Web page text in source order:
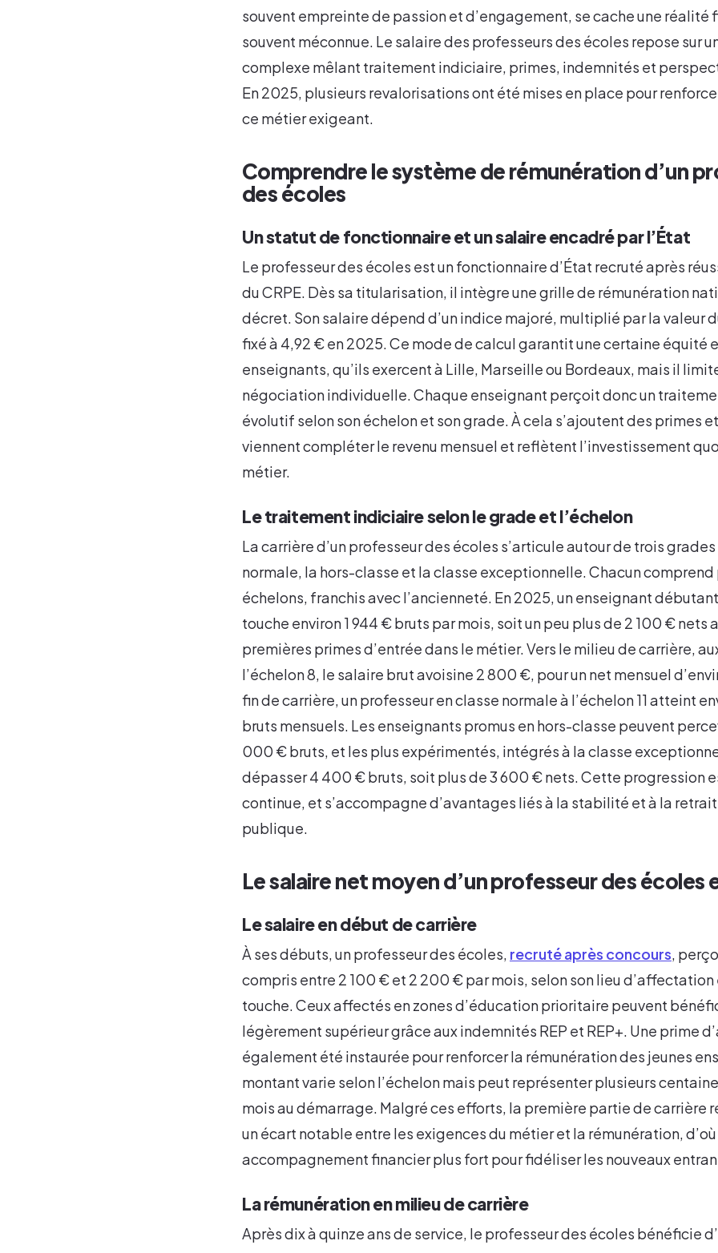
souvent empreinte de passion et d’engagement, se cache une réalité
souvent méconnue. Le salaire des professeurs des écoles repose sur
complexe mêlant traitement indiciaire, primes, indemnités et
En 2025, plusieurs revalorisations ont été mises en place pour
ce métier exigeant.
Comprendre le système de rémunération d’un
des écoles
Un statut de fonctionnaire et un salaire encadré par l’État
Le professeur des écoles est un fonctionnaire d’État recruté après
du CRPE. Dès sa titularisation, il intègre une grille de rémunération
décret. Son salaire dépend d’un indice majoré, multiplié par la valeur
fixé à 4,92 € en 2025. Ce mode de calcul garantit une certaine équité
enseignants, qu’ils exercent à Lille, Marseille ou Bordeaux, mais il
négociation individuelle. Chaque enseignant perçoit donc un
évolutif selon son échelon et son grade. À cela s’ajoutent des primes
viennent compléter le revenu mensuel et reflètent l’investissement
métier.
Le traitement indiciaire selon le grade et l’échelon
La carrière d’un professeur des écoles s’articule autour de trois
normale, la hors-classe et la classe exceptionnelle. Chacun comprend
échelons, franchis avec l’ancienneté. En 2025, un enseignant débutant
touche environ 1 944 € bruts par mois, soit un peu plus de 2 100 € nets
premières primes d’entrée dans le métier. Vers le milieu de carrière,
l’échelon 8, le salaire brut avoisine 2 800 €, pour un net mensuel
fin de carrière, un professeur en classe normale à l’échelon 11 atteint
bruts mensuels. Les enseignants promus en hors-classe peuvent
000 € bruts, et les plus expérimentés, intégrés à la classe
dépasser 4 400 € bruts, soit plus de 3 600 € nets. Cette progression
continue, et s’accompagne d’avantages liés à la stabilité et à la
publique.
Le salaire net moyen d’un professeur des écoles
Le salaire en début de carrière
À ses débuts, un professeur des écoles, recruté après concours,
compris entre 2 100 € et 2 200 € par mois, selon son lieu d’affectation
touche. Ceux affectés en zones d’éducation prioritaire peuvent
légèrement supérieur grâce aux indemnités REP et REP+. Une prime
également été instaurée pour renforcer la rémunération des jeunes
montant varie selon l’échelon mais peut représenter plusieurs
mois au démarrage. Malgré ces efforts, la première partie de carrière
un écart notable entre les exigences du métier et la rémunération,
accompagnement financier plus fort pour fidéliser les nouveaux
La rémunération en milieu de carrière
Après dix à quinze ans de service, le professeur des écoles bénéficie